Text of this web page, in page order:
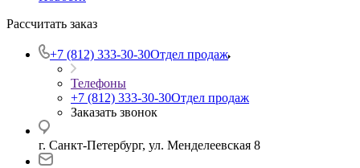
Рассчитать заказ
+7 (812) 333-30-30Отдел продаж
Телефоны
+7 (812) 333-30-30Отдел продаж
Заказать звонок
г. Санкт-Петербург, ул. Менделеевская 8